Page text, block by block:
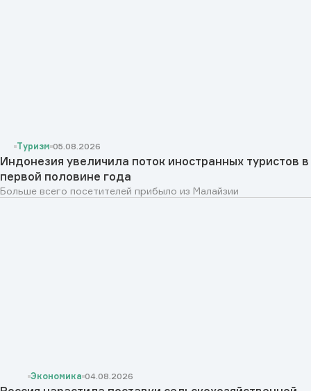
Туризм 05.08.2026
Индонезия увеличила поток иностранных туристов в
первой половине года
Больше всего посетителей прибыло из Малайзии
Экономика 04.08.2026